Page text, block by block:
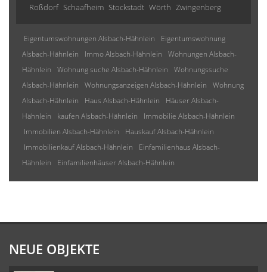
Roßdorf Schaafheim Stockstadt Wörth Zwingenberg
Eigentumswohnungen Alsbach-Hähnlein
Eigentumswohnung
Alsbach-Hähnlein
Immo Alsbach-Hähnlein
Wohnungen Alsbach-
Hähnlein
Wohnung suche Alsbach-Hähnlein
Wohnungssuche
Alsbach-Hähnlein
Wohnungsanzeigen Alsbach-Hähnlein
Wohnung
Alsbach-Hähnlein
Haus Alsbach-Hähnlein
Häuser Alsbach-
Hähnlein
kaufen Alsbach-Hähnlein
Immobilie Alsbach-Hähnlein
Immobilien Alsbach-Hähnlein
Hauskauf Alsbach-Hähnlein
Immobilienkauf Alsbach-Hähnlein
Einfamilienhaus Alsbach-
Hähnlein
Einfamilienhäuser Alsbach-Hähnlein
NEUE OBJEKTE